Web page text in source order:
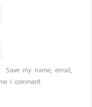
Save my name, email,
I comment.